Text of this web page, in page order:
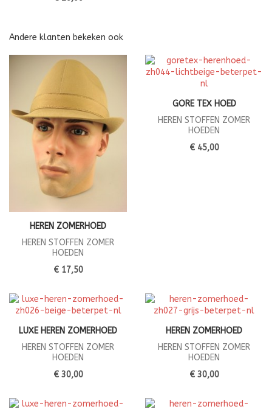
Andere klanten bekeken ook
HEREN ZOMERHOED
HEREN STOFFEN ZOMER
HOEDEN
€ 17,50
GORE TEX HOED
HEREN STOFFEN ZOMER
HOEDEN
€ 45,00
LUXE HEREN ZOMERHOED
HEREN STOFFEN ZOMER
HOEDEN
€ 30,00
HEREN ZOMERHOED
HEREN STOFFEN ZOMER
HOEDEN
€ 30,00